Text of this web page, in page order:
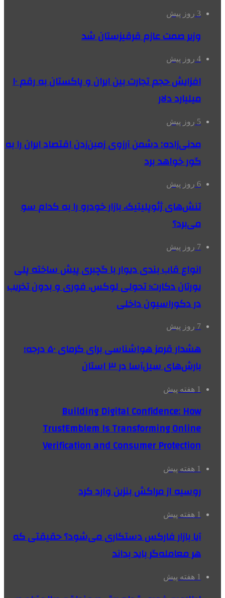
3 روز پیش
وزیر صمت عازم قرقیزستان شد
4 روز پیش
افزایش حجم تجارت بین ایران و پاکستان به رقم ۱۰
میلیارد دلار
5 روز پیش
مدنی‌زاده: دشمن آرزوی زمین‌زدن اقتصاد ایران را به
گور خواهد برد
6 روز پیش
تنش‌های ژئوپلیتیک، بازار خودرو را به کدام سو
می‌برد؟
7 روز پیش
انواع قاب بندی دیوار با گچبری پیش ساخته پلی
یورتان دکارت؛ تحولی لوکس، فوری و بدون تخریب
در دکوراسیون داخلی
7 روز پیش
هشدار قرمز هواشناسی برای گرمای ۵۰ درجه؛
بارش‌های سیل‌آسا در ۳ استان
1 هفته پیش
Building Digital Confidence: How
TrustEmblem Is Transforming Online
Verification and Consumer Protection
1 هفته پیش
روسیه از مراکش بنزین وارد کرد
1 هفته پیش
آیا بازار فارکس دستکاری می‌شود؟ حقیقتی که
هر معامله‌گر باید بداند
1 هفته پیش